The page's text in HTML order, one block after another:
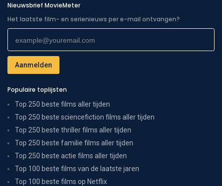
Nieuwsbrief MovieMeter
Het laatste film- en serienieuws per e-mail ontvangen?
Populaire toplijsten
Top 250 beste films aller tijden
Top 250 beste sciencefiction films aller tijden
Top 250 beste thriller films aller tijden
Top 250 beste familie films aller tijden
Top 250 beste actie films aller tijden
Top 100 beste films van de laatste jaren
Top 100 beste films op Netflix